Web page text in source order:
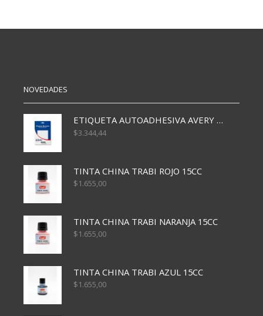
X12
X12
NOVEDADES
ETIQUETA AUTOADHESIVA AVERY 3026 30H 20 X 70
$3.344,44
TINTA CHINA TRABI ROJO 15CC
$1.655,00
TINTA CHINA TRABI NARANJA 15CC
$1.655,00
TINTA CHINA TRABI AZUL 15CC
$1.655,00